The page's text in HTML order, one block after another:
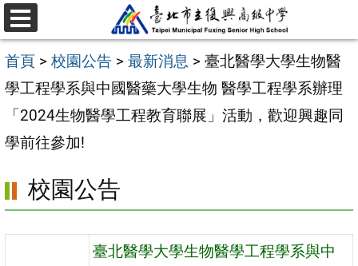
跳
至
主
要
內
容
選
單
首頁 > 校園公告 > 最新消息 > 臺北醫學大學生物醫
學工程學系與中國醫藥大學生物 醫學工程學系辦理
「2024生物醫學工程教育聯展」活動，歡迎興趣同
學前往參加!
校園公告
臺北醫學大學生物醫學工程學系與中